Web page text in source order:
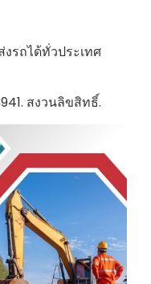
รถได้ทั่วประเทศ
สงวนลิขสิทธิ์.